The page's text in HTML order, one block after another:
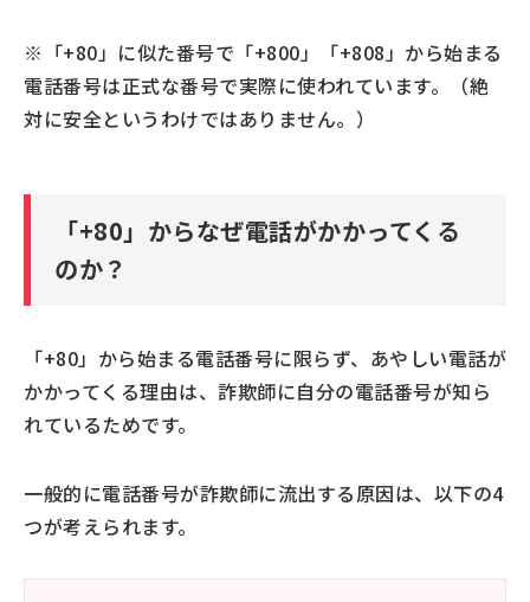
※「+80」に似た番号で「+800」「+808」から始まる
電話番号は正式な番号で実際に使われています。（絶
対に安全というわけではありません。）
「+80」からなぜ電話がかかってくる
のか？
「+80」から始まる電話番号に限らず、あやしい電話が
かかってくる理由は、詐欺師に自分の電話番号が知ら
れているためです。
一般的に電話番号が詐欺師に流出する原因は、以下の4
つが考えられます。